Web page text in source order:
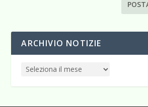
ARCHIVIO NOTIZIE